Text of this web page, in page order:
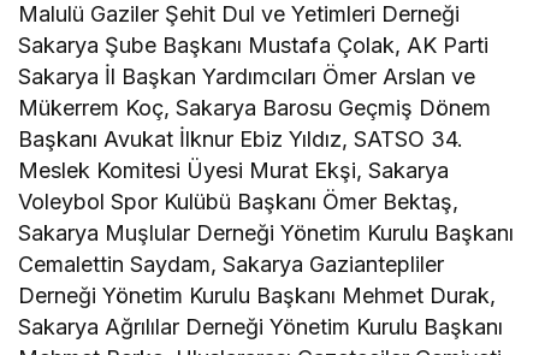
Malulü Gaziler Şehit Dul ve Yetimleri Derneği
Sakarya Şube Başkanı Mustafa Çolak, AK Parti
Sakarya İl Başkan Yardımcıları Ömer Arslan ve
Mükerrem Koç, Sakarya Barosu Geçmiş Dönem
Başkanı Avukat İlknur Ebiz Yıldız, SATSO 34.
Meslek Komitesi Üyesi Murat Ekşi, Sakarya
Voleybol Spor Kulübü Başkanı Ömer Bektaş,
Sakarya Muşlular Derneği Yönetim Kurulu Başkanı
Cemalettin Saydam, Sakarya Gaziantepliler
Derneği Yönetim Kurulu Başkanı Mehmet Durak,
Sakarya Ağrılılar Derneği Yönetim Kurulu Başkanı